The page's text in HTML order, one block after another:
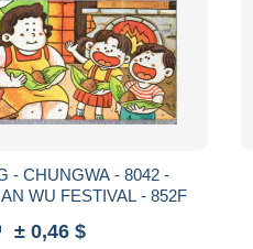
- CHUNGWA - 8042 -
WU FESTIVAL - 852F
± 0,46 $